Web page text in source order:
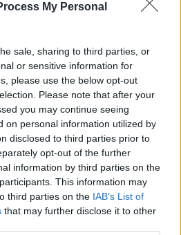
My Personal
sale, sharing to third parties, or
or sensitive information for
please use the below opt-out
Please note that after your
you may continue seeing
on personal information utilized by
disclosed to third parties prior to
opt-out of the further
information by third parties on the
This information may
third parties on the IAB’s List of
that may further disclose it to other
is elmondta, hogy bízik
de elismerte: a gazdaság
jó ötlet, hogy tengelyt
Ukrajna megsegítése
változtatni az
kívül semmi másra
szomszéd ország véget